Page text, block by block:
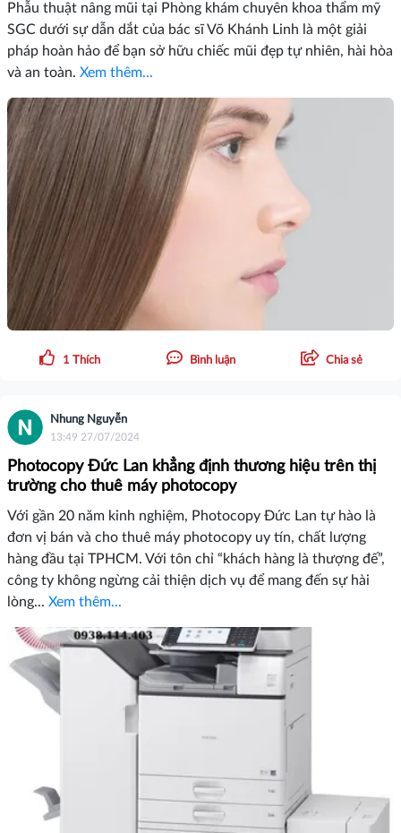
Phẫu thuật nâng mũi tại Phòng khám chuyên khoa thẩm mỹ
SGC dưới sự dẫn dắt của bác sĩ Võ Khánh Linh là một giải
pháp hoàn hảo để bạn sở hữu chiếc mũi đẹp tự nhiên, hài hòa
và an toàn. Xem thêm...
1 Thích Bình luận Chia sẻ
Nhung Nguyễn
13:49 27/07/2024
Photocopy Đức Lan khẳng định thương hiệu trên thị
trường cho thuê máy photocopy
Với gần 20 năm kinh nghiệm, Photocopy Đức Lan tự hào là
đơn vị bán và cho thuê máy photocopy uy tín, chất lượng
hàng đầu tại TPHCM. Với tôn chỉ “khách hàng là thượng đế”,
công ty không ngừng cải thiện dịch vụ để mang đến sự hài
lòng... Xem thêm...